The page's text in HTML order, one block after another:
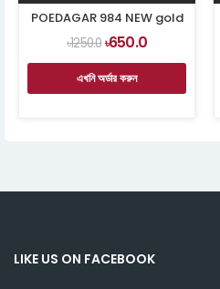
POEDAGAR 984 NEW gold
৳1250.0৳650.0
এখনি অর্ডার করুন
LIKE US ON FACEBOOK